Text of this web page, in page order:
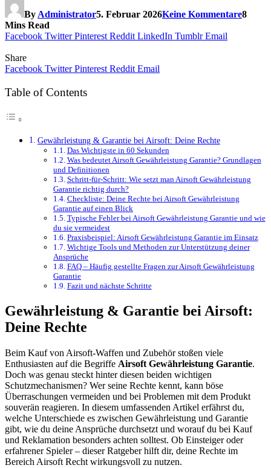
By Administrator5. Februar 2026Keine Kommentare8
Mins Read
Facebook Twitter Pinterest Reddit LinkedIn Tumblr Email
Share
Facebook Twitter Pinterest Reddit Email
Table of Contents
Gewährleistung & Garantie bei Airsoft: Deine Rechte
Das Wichtigste in 60 Sekunden
Was bedeutet Airsoft Gewährleistung Garantie? Grundlagen
und Definitionen
Schritt-für-Schritt: Wie setzt man Airsoft Gewährleistung
Garantie richtig durch?
Checkliste: Deine Rechte bei Airsoft Gewährleistung
Garantie auf einen Blick
Typische Fehler bei Airsoft Gewährleistung Garantie und wie
du sie vermeidest
Praxisbeispiel: Airsoft Gewährleistung Garantie im Einsatz
Wichtige Tools und Methoden zur Unterstützung deiner
Ansprüche
FAQ – Häufig gestellte Fragen zur Airsoft Gewährleistung
Garantie
Fazit und nächste Schritte
Gewährleistung & Garantie bei Airsoft:
Deine Rechte
Beim Kauf von Airsoft-Waffen und Zubehör stoßen viele
Enthusiasten auf die Begriffe Airsoft Gewährleistung Garantie.
Doch was genau steckt hinter diesen beiden wichtigen
Schutzmechanismen? Wer seine Rechte kennt, kann böse
Überraschungen vermeiden und bei Problemen mit dem Produkt
souverän reagieren. In diesem umfassenden Artikel erfährst du,
welche Unterschiede es zwischen Gewährleistung und Garantie
gibt, wie du deine Ansprüche durchsetzt und worauf du bei Kauf
und Reklamation besonders achten solltest. Ob Einsteiger oder
erfahrener Spieler – dieser Ratgeber hilft dir, deine Rechte im
Bereich Airsoft Recht wirkungsvoll zu nutzen.